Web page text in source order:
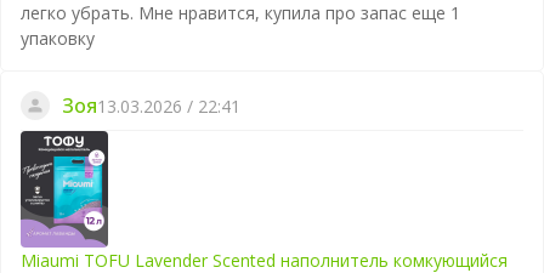
легко убрать. Мне нравится, купила про запас еще 1
упаковку
Зоя13.03.2026 / 22:41
Miaumi TOFU Lavender Scented наполнитель комкующийся